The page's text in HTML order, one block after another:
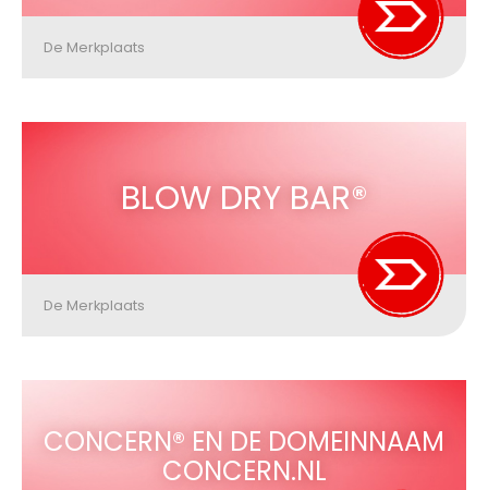
De Merkplaats
BLOW DRY BAR®
De Merkplaats
CONCERN® EN DE DOMEINNAAM
CONCERN.NL